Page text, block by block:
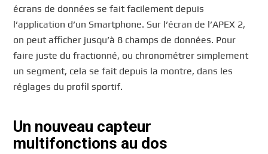
écrans de données se fait facilement depuis
l’application d’un Smartphone. Sur l’écran de l’APEX 2,
on peut afficher jusqu’à 8 champs de données. Pour
faire juste du fractionné, ou chronométrer simplement
un segment, cela se fait depuis la montre, dans les
réglages du profil sportif.
Un nouveau capteur
multifonctions au dos